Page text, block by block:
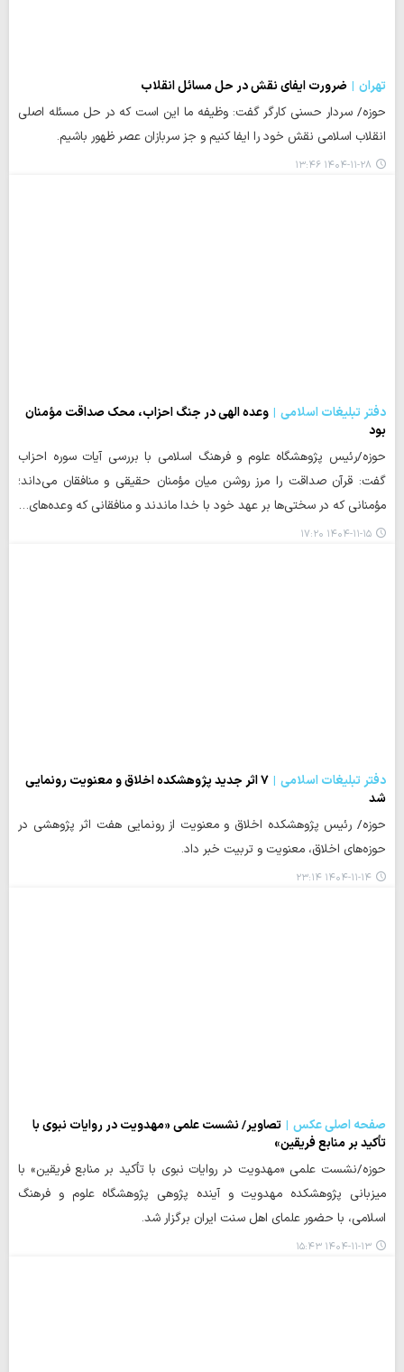
تهران
ضرورت ایفای نقش در حل مسائل انقلاب
حوزه/ سردار حسنی کارگر گفت: وظیفه ما این است که در حل مسئله اصلی
انقلاب اسلامی نقش خود را ایفا کنیم و جز سربازان عصر ظهور باشیم.
۱۴۰۴-۱۱-۲۸ ۱۳:۴۶
دفتر تبلیغات اسلامی
وعده الهی در جنگ احزاب، محک صداقت مؤمنان
بود
حوزه/رئیس پژوهشگاه علوم و فرهنگ اسلامی با بررسی آیات سوره احزاب
گفت: قرآن صداقت را مرز روشن میان مؤمنان حقیقی و منافقان می‌داند؛
مؤمنانی که در سختی‌ها بر عهد خود با خدا ماندند و منافقانی که وعده‌های…
۱۴۰۴-۱۱-۱۵ ۱۷:۲۰
دفتر تبلیغات اسلامی
۷ اثر جدید پژوهشکده اخلاق و معنویت رونمایی
شد
حوزه/ رئیس پژوهشکده اخلاق و معنویت از رونمایی هفت اثر پژوهشی در
حوزه‌های اخلاق، معنویت و تربیت خبر داد.
۱۴۰۴-۱۱-۱۴ ۲۳:۱۴
صفحه اصلی عکس
تصاویر/ نشست علمی «مهدویت در روایات نبوی با
تأکید بر منابع فریقین»
حوزه/نشست علمی «مهدویت در روایات نبوی با تأکید بر منابع فریقین» با
میزبانی پژوهشکده مهدویت و آینده پژوهی پژوهشگاه علوم و فرهنگ
اسلامی، با حضور علمای اهل سنت ایران برگزار شد.
۱۴۰۴-۱۱-۱۳ ۱۵:۴۳